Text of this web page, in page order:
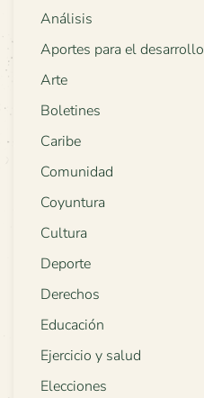
Análisis
Aportes para el desarrollo
Arte
Boletines
Caribe
Comunidad
Coyuntura
Cultura
Deporte
Derechos
Educación
Ejercicio y salud
Elecciones